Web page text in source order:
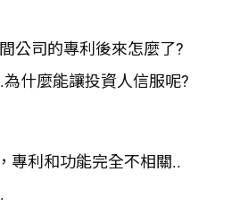
公司的專利後來怎麼了?
什麼能讓投資人信服呢?
專利和功能完全不相關..